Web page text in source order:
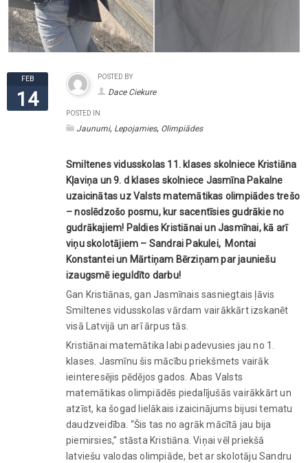
FEB
14
POSTED BY
Dace Ciekure
POSTED IN
Jaunumi, Lepojamies, Olimpiādes
Smiltenes vidusskolas 11. klases skolniece Kristiāna
Kļaviņa un 9. d klases skolniece Jasmīna Pakalne
uzaicinātas uz Valsts matemātikas olimpiādes trešo
– noslēdzošo posmu, kur sacentīsies gudrākie no
gudrākajiem! Paldies Kristiānai un Jasmīnai, kā arī
viņu skolotājiem – Sandrai Pakulei, Montai
Konstantei un Mārtiņam Bērziņam par jauniešu
izaugsmē ieguldīto darbu!
Gan Kristiānas, gan Jasmīnais sasniegtais ļāvis
Smiltenes vidusskolas vārdam vairākkārt izskanēt
visā Latvijā un arī ārpus tās.
Kristiānai matemātika labi padevusies jau no 1.
klases. Jasmīnu šis mācību priekšmets vairāk
ieinteresējis pēdējos gados. Abas Valsts
matemātikas olimpiādēs piedalījušās vairākkārt un
atzīst, ka šogad lielākais izaicinājums bijusi tematu
daudzveidība. “Šis tas no agrāk mācītā jau bija
piemirsies,” stāsta Kristiāna. Viņai vēl priekšā
latviešu valodas olimpiāde, bet ar skolotāju Sandru